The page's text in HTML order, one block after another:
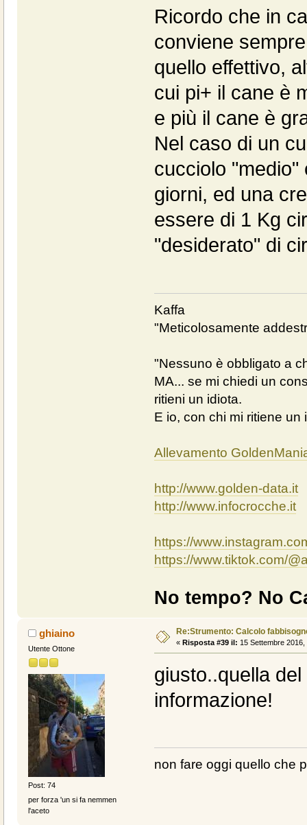
Ricordo che in
conviene
quello effettivo,
cui pi+ il cane è
e più il cane è
Nel caso di un
cucciolo
giorni, ed una
essere di 1 Kg
"desiderato" di
Kaffa
"Meticolosamente
"Nessuno è obbligato a
MA... se mi chiedi un
ritieni un idiota.
E io, con chi mi ritiene
Allevamento
http://www.golden-data.it
http://www.infocrocche.it
https://
https://www.tiktok.com/
No tempo? No
ghiaino
Utente Ottone
Post: 74
per forza 'un si fa nemmen
l'aceto
Re:Strumento: Calcolo
« Risposta #39 il: 15 Settembre 2016,
giusto..quella
informazione!
non fare oggi quello che